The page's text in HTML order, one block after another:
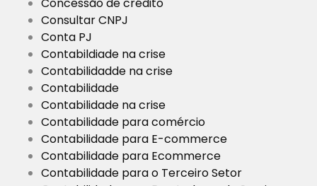
Concessão de crédito
Consultar CNPJ
Conta PJ
Contabildiade na crise
Contabilidadde na crise
Contabilidade
Contabilidade na crise
Contabilidade para comércio
Contabilidade para E-commerce
Contabilidade para Ecommerce
Contabilidade para o Terceiro Setor